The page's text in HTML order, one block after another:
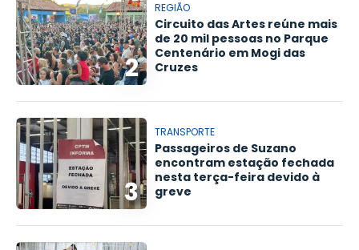
2
REGIÃO
Circuito das Artes reúne mais
de 20 mil pessoas no Parque
Centenário em Mogi das
Cruzes
3
TRANSPORTE
Passageiros de Suzano
encontram estação fechada
nesta terça-feira devido à
greve